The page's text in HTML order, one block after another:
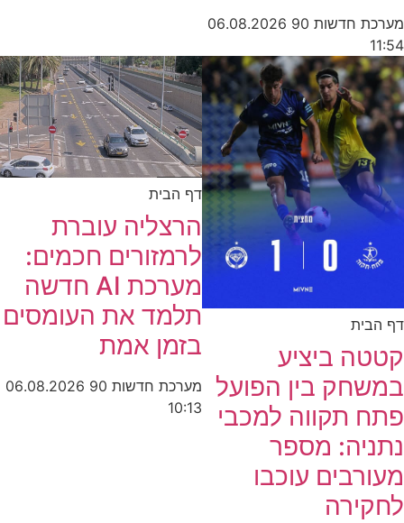
מערכת חדשות 90
06.08.2026
11:54
דף הבית
קטטה ביציע
במשחק בין הפועל
פתח תקווה למכבי
נתניה: מספר
מעורבים עוכבו
לחקירה
דף הבית
הרצליה עוברת
לרמזורים חכמים:
מערכת AI חדשה
תלמד את העומסים
בזמן אמת
מערכת חדשות 90
06.08.2026
10:13